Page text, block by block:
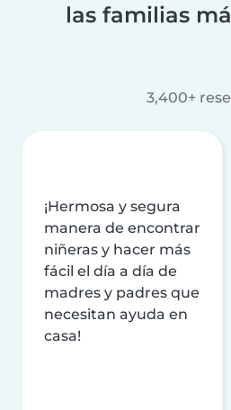
las familias
3,400+
¡Hermosa y segura
manera de encontrar
niñeras y hacer más
fácil el día a día de
madres y padres que
necesitan ayuda en
casa!